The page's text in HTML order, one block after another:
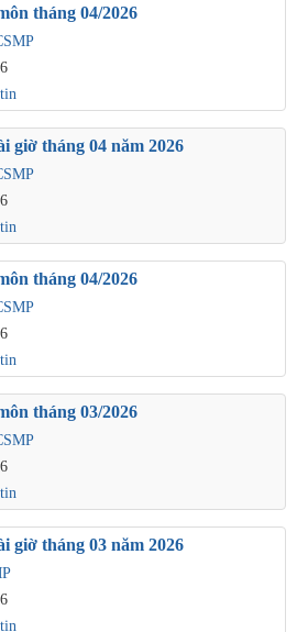
tháng 04/2026
giờ tháng 04 năm 2026
tháng 04/2026
tháng 03/2026
giờ tháng 03 năm 2026